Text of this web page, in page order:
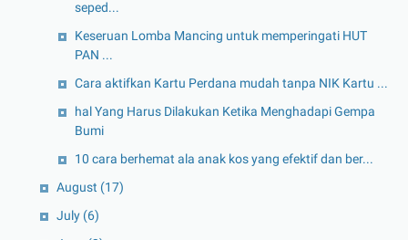
seped...
Keseruan Lomba Mancing untuk memperingati HUT
PAN ...
Cara aktifkan Kartu Perdana mudah tanpa NIK Kartu ...
hal Yang Harus Dilakukan Ketika Menghadapi Gempa
Bumi
10 cara berhemat ala anak kos yang efektif dan ber...
August (17)
July (6)